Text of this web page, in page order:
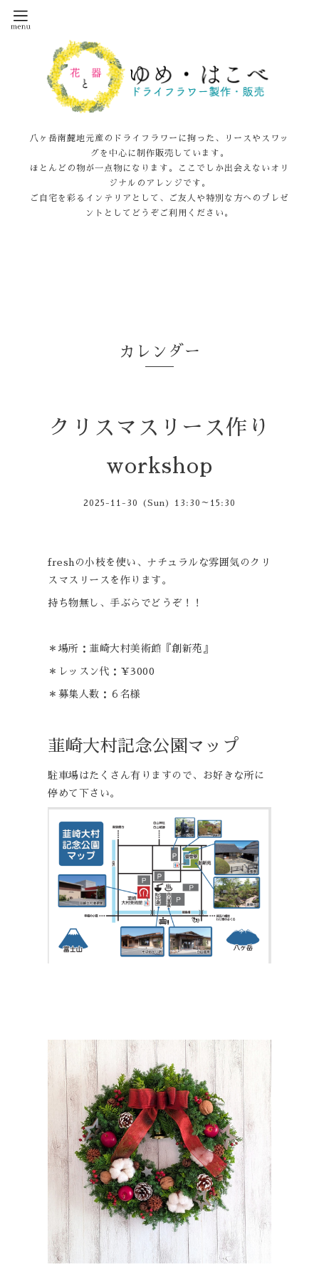
八ヶ岳南麓地元産のドライフラワーに拘った、リースやスワッ
グを中心に制作販売しています。
ほとんどの物が一点物になります。ここでしか出会えないオリ
ジナルのアレンジです。
ご自宅を彩るインテリアとして、ご友人や特別な方へのプレゼ
ントとしてどうぞご利用ください。
カレンダー
クリスマスリース作り
workshop
2025-11-30 (Sun) 13:30～15:30
freshの小枝を使い、ナチュラルな雰囲気のクリ
スマスリースを作ります。
持ち物無し、手ぶらでどうぞ！！
＊場所：韮崎大村美術館『創新苑』
＊レッスン代：￥3000
＊募集人数：６名様
韮崎大村記念公園マップ
駐車場はたくさん有りますので、お好きな所に
停めて下さい。